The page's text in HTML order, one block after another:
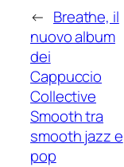
← Breathe, il
nuovo album
dei
Cappuccio
Collective
Smooth tra
smooth jazz e
pop